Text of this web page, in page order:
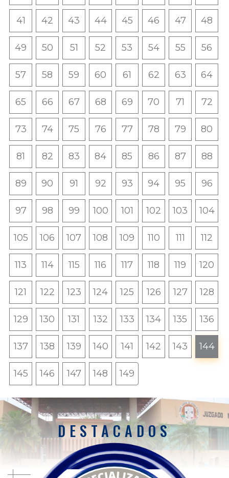
41 42 43 44 45 46 47 48
49 50 51 52 53 54 55 56
57 58 59 60 61 62 63 64
65 66 67 68 69 70 71 72
73 74 75 76 77 78 79 80
81 82 83 84 85 86 87 88
89 90 91 92 93 94 95 96
97 98 99 100 101 102 103 104
105 106 107 108 109 110 111 112
113 114 115 116 117 118 119 120
121 122 123 124 125 126 127 128
129 130 131 132 133 134 135 136
137 138 139 140 141 142 143 144
145 146 147 148 149
DESTACADOS